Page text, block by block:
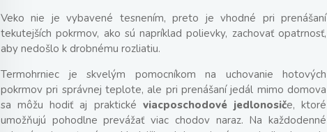
Veko nie je vybavené tesnením, preto je vhodné pri prenášaní
tekutejších pokrmov, ako sú napríklad polievky, zachovať opatrnosť,
aby nedošlo k drobnému rozliatiu.
Termohrniec je skvelým pomocníkom na uchovanie hotových
pokrmov pri správnej teplote, ale pri prenášaní jedál mimo domova
sa môžu hodiť aj praktické viacposchodové jedlonosiče, ktoré
umožňujú pohodlne prevážať viac chodov naraz. Na každodenné